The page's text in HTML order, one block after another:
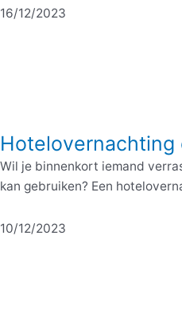
16/12/2023
Hotelovernachting
Wil je binnenkort iemand
kan gebruiken? Een
10/12/2023